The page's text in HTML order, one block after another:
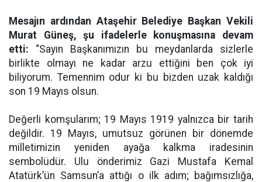
Mesajın ardından Ataşehir Belediye Başkan Vekili
Murat Güneş, şu ifadelerle konuşmasına devam
etti: “Sayın Başkanımızın bu meydanlarda sizlerle
birlikte olmayı ne kadar arzu ettiğini ben çok iyi
biliyorum. Temennim odur ki bu bizden uzak kaldığı
son 19 Mayıs olsun.
Değerli komşularım; 19 Mayıs 1919 yalnızca bir tarih
değildir. 19 Mayıs, umutsuz görünen bir dönemde
milletimizin yeniden ayağa kalkma iradesinin
sembolüdür. Ulu önderimiz Gazi Mustafa Kemal
Atatürk’ün Samsun’a attığı o ilk adım; bağımsızlığa,